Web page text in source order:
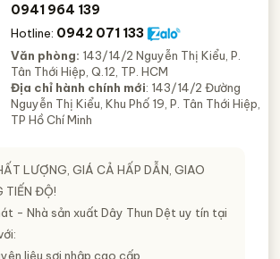
0941 964 139
Hotline: 0942 071 133
Văn phòng: 143/14/2 Nguyễn Thị Kiểu, P.
Tân Thới Hiệp, Q.12, TP. HCM
Địa chỉ hành chính mới: 143/14/2 Đường
Nguyễn Thị Kiểu, Khu Phố 19, P. Tân Thới Hiệp,
TP Hồ Chí Minh
LƯỢNG, GIÁ CẢ HẤP DẪN, GIAO
TIẾN ĐỘ!
- Nhà sản xuất Dây Thun Dệt uy tín tại
liệu sợi nhập cao cấp